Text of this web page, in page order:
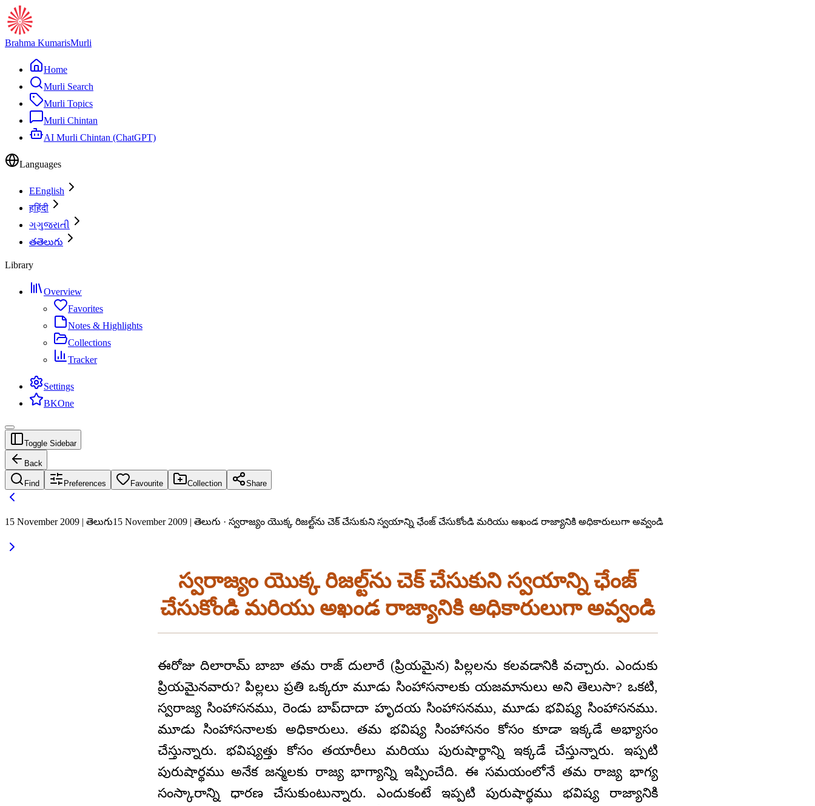
Brahma KumarisMurli
Home
Murli Search
Murli Topics
Murli Chintan
AI Murli Chintan (ChatGPT)
Languages
EEnglish
हहिंदी
ગગુજરાતી
తతెలుగు
Library
Overview
Favorites
Notes & Highlights
Collections
Tracker
Settings
BKOne
Toggle Sidebar
Back
Find Preferences Favourite Collection Share
15 November 2009 | తెలుగు15 November 2009 | తెలుగు · స్వరాజ్యం యొక్క రిజల్ట్‌ను చెక్‌ చేసుకుని స్వయాన్ని ఛేంజ్‌ చేసుకోండి మరియు అఖండ రాజ్యానికి అధికారులుగా అవ్వండి
స్వరాజ్యం యొక్క రిజల్ట్‌ను చెక్‌ చేసుకుని స్వయాన్ని ఛేంజ్‌
చేసుకోండి మరియు అఖండ రాజ్యానికి అధికారులుగా అవ్వండి
ఈరోజు దిలారామ్‌ బాబా తమ రాజ్ దులారే (ప్రియమైన) పిల్లలను కలవడానికి వచ్చారు. ఎందుకు
ప్రియమైనవారు? పిల్లలు ప్రతి ఒక్కరూ మూడు సింహాసనాలకు యజమానులు అని తెలుసా? ఒకటి,
స్వరాజ్య సింహాసనము, రెండు బాప్‌దాదా హృదయ సింహాసనము, మూడు భవిష్య సింహాసనము.
మూడు సింహాసనాలకు అధికారులు. తమ భవిష్య సింహాసనం కోసం కూడా ఇక్కడే అభ్యాసం
చేస్తున్నారు. భవిష్యత్తు కోసం తయారీలు మరియు పురుషార్థాన్ని ఇక్కడే చేస్తున్నారు. ఇప్పటి
పురుషార్థము అనేక జన్మలకు రాజ్య భాగ్యాన్ని ఇప్పించేది. ఈ సమయంలోనే తమ రాజ్య భాగ్య
సంస్కారాన్ని ధారణ చేసుకుంటున్నారు. ఎందుకంటే ఇప్పటి పురుషార్థము భవిష్య రాజ్యానికి